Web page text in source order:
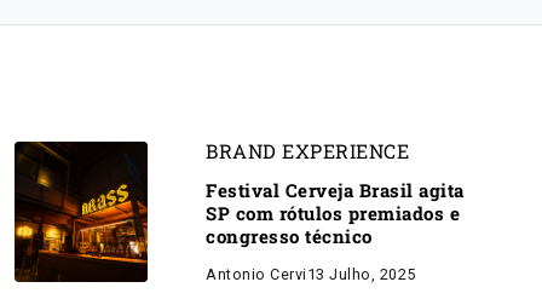
BRAND EXPERIENCE
Festival Cerveja Brasil agita
SP com rótulos premiados e
congresso técnico
Antonio Cervi 13 Julho, 2025